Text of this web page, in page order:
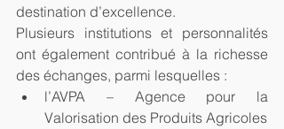
destination d’excellence.
Plusieurs institutions et personnalités
ont également contribué à la richesse
des échanges, parmi lesquelles :
l’AVPA – Agence pour la
Valorisation des Produits Agricoles